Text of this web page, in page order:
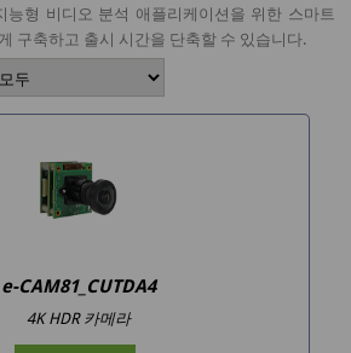
능형 비디오 분석 애플리케이션을 위한 스마트
구축하고 출시 시간을 단축할 수 있습니다.
e-CAM81_CUTDA4
4K HDR 카메라